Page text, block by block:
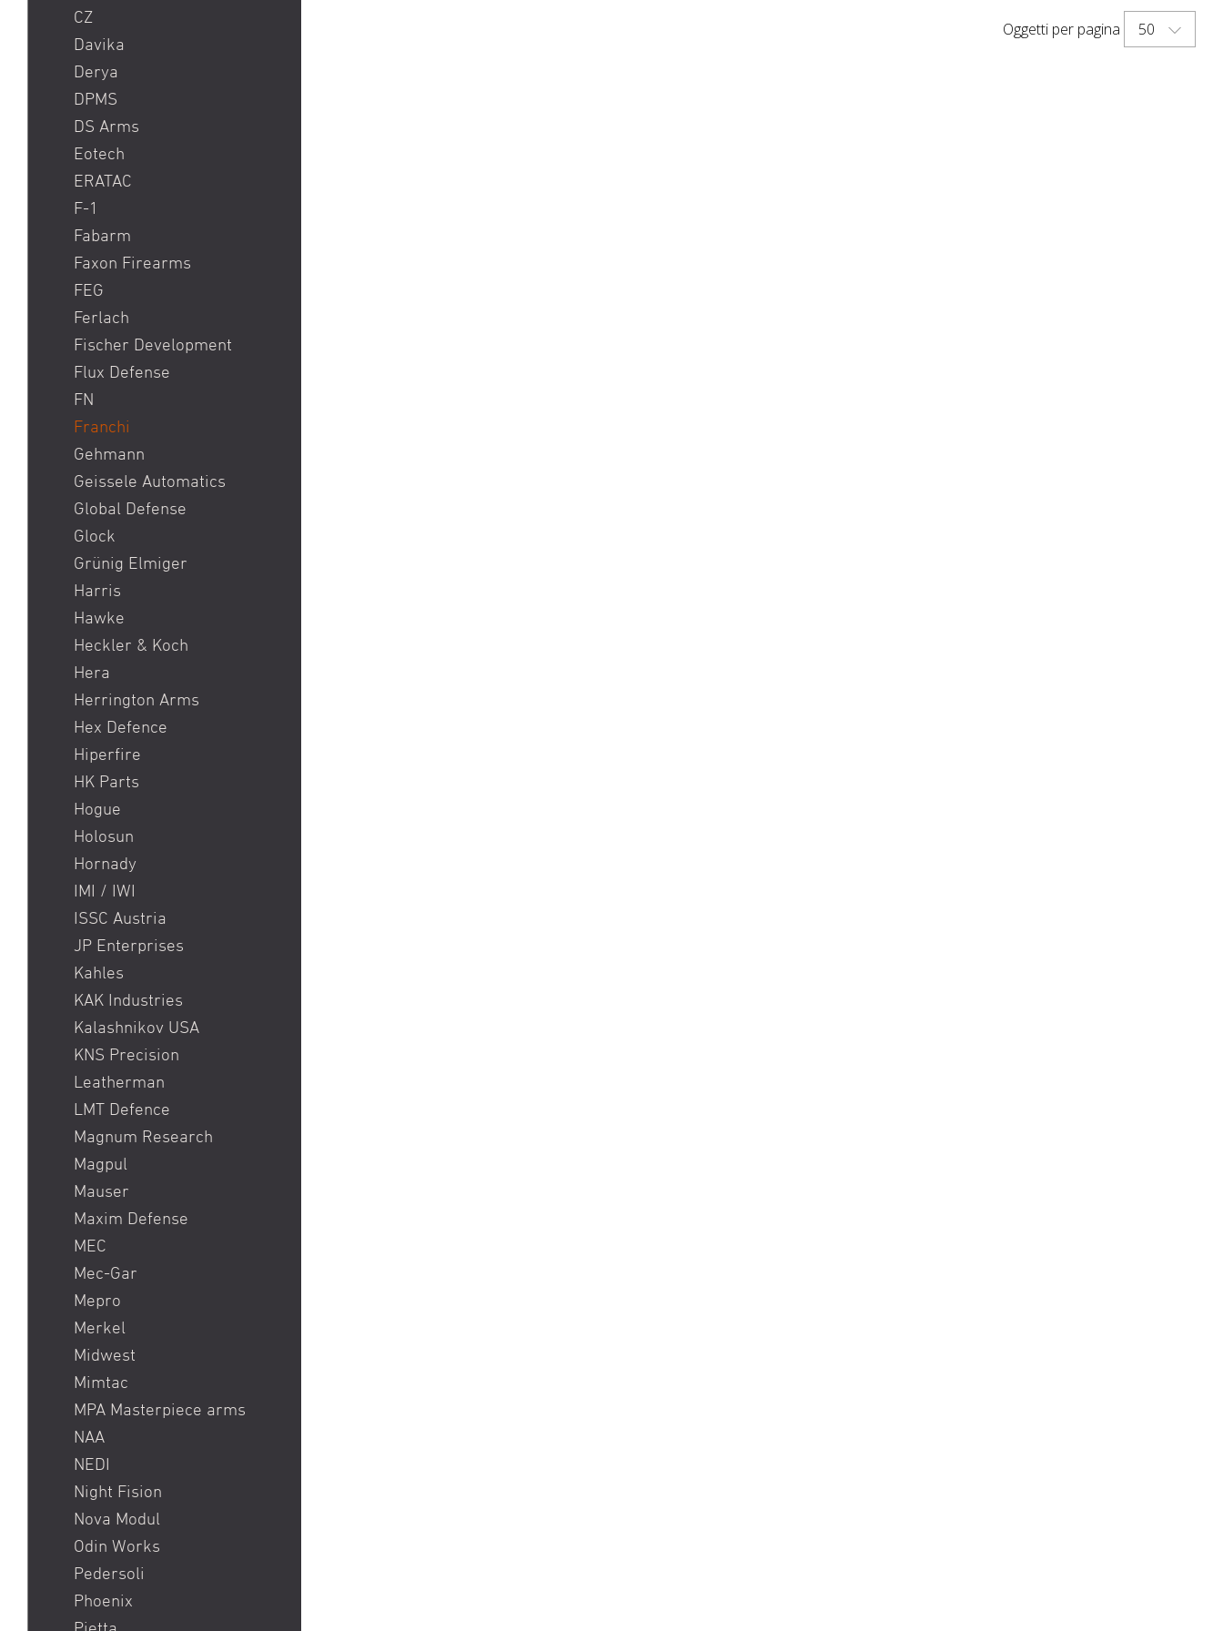
CZ
Davika
Derya
DPMS
DS Arms
Eotech
ERATAC
F-1
Fabarm
Faxon Firearms
FEG
Ferlach
Fischer Development
Flux Defense
FN
Franchi
Gehmann
Geissele Automatics
Global Defense
Glock
Grünig Elmiger
Harris
Hawke
Heckler & Koch
Hera
Herrington Arms
Hex Defence
Hiperfire
HK Parts
Hogue
Holosun
Hornady
IMI / IWI
ISSC Austria
JP Enterprises
Kahles
KAK Industries
Kalashnikov USA
KNS Precision
Leatherman
LMT Defence
Magnum Research
Magpul
Mauser
Maxim Defense
MEC
Mec-Gar
Mepro
Merkel
Midwest
Mimtac
MPA Masterpiece arms
NAA
NEDI
Night Fision
Nova Modul
Odin Works
Pedersoli
Phoenix
Oggetti per pagina 50